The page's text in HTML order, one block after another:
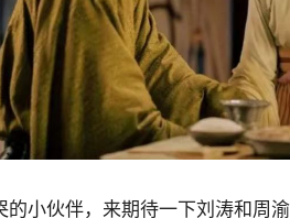
小伙伴，来期待一下刘涛和周渝